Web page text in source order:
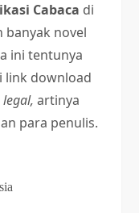
Cabaca di
banyak novel
ini tentunya
link download
legal,artinya
para penulis.